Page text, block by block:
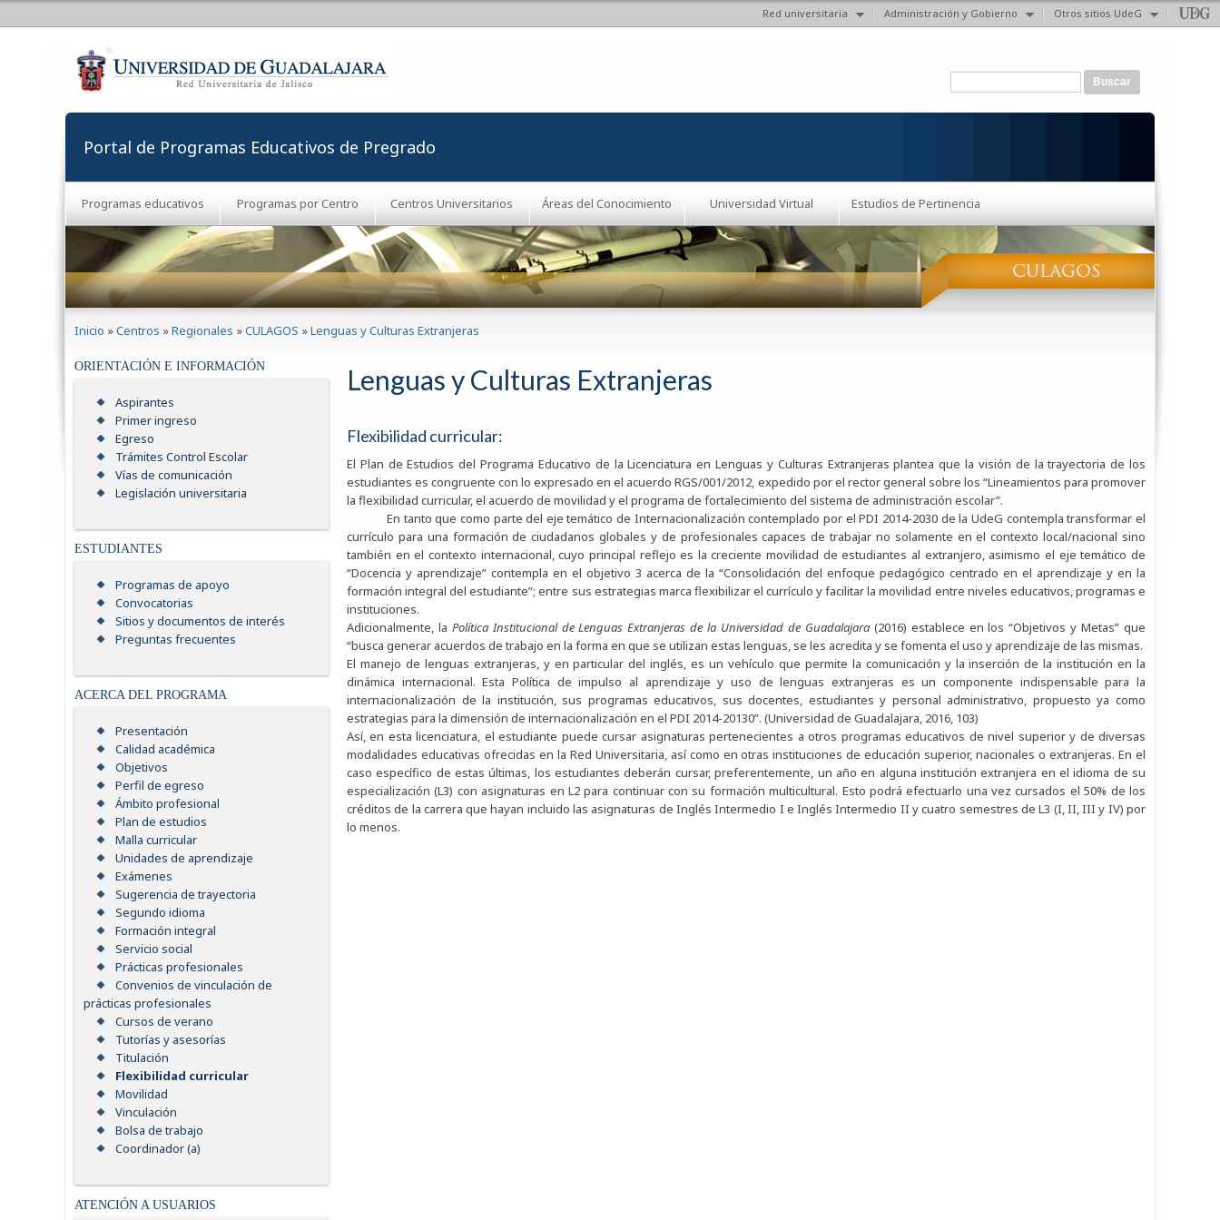
Red universitaria Administración y Gobierno Otros sitios UdeG
Formulario de búsqueda
Portal de Programas Educativos de Pregrado
Programas educativos Programas por Centro Centros Universitarios Áreas del Conocimiento Universidad Virtual Estudios de Pertinencia
Inicio »Centros »Regionales »CULAGOS »Lenguas y Culturas Extranjeras
ORIENTACIÓN E INFORMACIÓN
Aspirantes
Primer ingreso
Egreso
Trámites Control Escolar
Vías de comunicación
Legislación universitaria
ESTUDIANTES
Programas de apoyo
Convocatorias
Sitios y documentos de interés
Preguntas frecuentes
ACERCA DEL PROGRAMA
Presentación
Calidad académica
Objetivos
Perfil de egreso
Ámbito profesional
Plan de estudios
Malla curricular
Unidades de aprendizaje
Exámenes
Sugerencia de trayectoria
Segundo idioma
Formación integral
Servicio social
Prácticas profesionales
Convenios de vinculación de
prácticas profesionales
Cursos de verano
Tutorías y asesorías
Titulación
Flexibilidad curricular
Movilidad
Vinculación
Bolsa de trabajo
Coordinador (a)
ATENCIÓN A USUARIOS
Lenguas y Culturas Extranjeras
Flexibilidad curricular:
El Plan de Estudios del Programa Educativo de la Licenciatura en Lenguas y Culturas Extranjeras plantea que la visión de la trayectoria de los
estudiantes es congruente con lo expresado en el acuerdo RGS/001/2012, expedido por el rector general sobre los “Lineamientos para promover
la flexibilidad curricular, el acuerdo de movilidad y el programa de fortalecimiento del sistema de administración escolar”.
En tanto que como parte del eje temático de Internacionalización contemplado por el PDI 2014-2030 de la UdeG contempla transformar el
currículo para una formación de ciudadanos globales y de profesionales capaces de trabajar no solamente en el contexto local/nacional sino
también en el contexto internacional, cuyo principal reflejo es la creciente movilidad de estudiantes al extranjero, asimismo el eje temático de
“Docencia y aprendizaje” contempla en el objetivo 3 acerca de la “Consolidación del enfoque pedagógico centrado en el aprendizaje y en la
formación integral del estudiante”; entre sus estrategias marca flexibilizar el currículo y facilitar la movilidad entre niveles educativos, programas e
instituciones.
Adicionalmente, la Política Institucional de Lenguas Extranjeras de la Universidad de Guadalajara(2016) establece en los “Objetivos y Metas” que
“busca generar acuerdos de trabajo en la forma en que se utilizan estas lenguas, se les acredita y se fomenta el uso y aprendizaje de las mismas.
El manejo de lenguas extranjeras, y en particular del inglés, es un vehículo que permite la comunicación y la inserción de la institución en la
dinámica internacional. Esta Política de impulso al aprendizaje y uso de lenguas extranjeras es un componente indispensable para la
internacionalización de la institución, sus programas educativos, sus docentes, estudiantes y personal administrativo, propuesto ya como
estrategias para la dimensión de internacionalización en el PDI 2014-20130”. (Universidad de Guadalajara, 2016, 103)
Así, en esta licenciatura, el estudiante puede cursar asignaturas pertenecientes a otros programas educativos de nivel superior y de diversas
modalidades educativas ofrecidas en la Red Universitaria, así como en otras instituciones de educación superior, nacionales o extranjeras. En el
caso específico de estas últimas, los estudiantes deberán cursar, preferentemente, un año en alguna institución extranjera en el idioma de su
especialización (L3) con asignaturas en L2 para continuar con su formación multicultural. Esto podrá efectuarlo una vez cursados el 50% de los
créditos de la carrera que hayan incluido las asignaturas de Inglés Intermedio I e Inglés Intermedio II y cuatro semestres de L3 (I, II, III y IV) por
lo menos.